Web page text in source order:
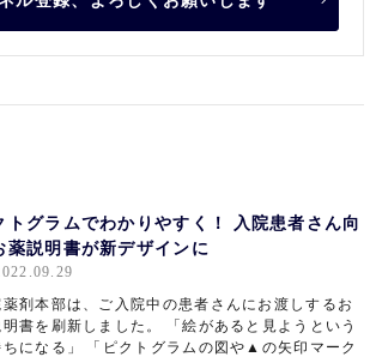
トグラムでわかりやすく！ 入院患者さん向
薬説明書が新デザインに
薬剤本部は、ご入院中の患者さんにお渡しするお
書を刷新しました。 「絵があると見ようという
ちになる」 「ピクトグラムの図や▲の矢印マーク